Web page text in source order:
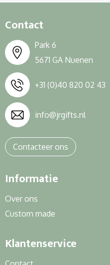
Contact
Park 6
5671 GA Nuenen
+31 (0)40 820 02 43
info@jrgifts.nl
Contacteer ons
Informatie
Over ons
Custom made
Klantenservice